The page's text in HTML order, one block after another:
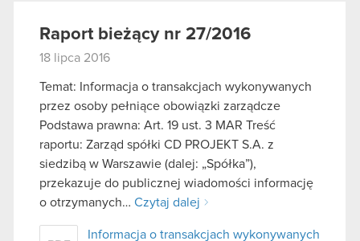
Raport bieżący nr 27/2016
18 lipca 2016
Temat: Informacja o transakcjach wykonywanych
przez osoby pełniące obowiązki zarządcze
Podstawa prawna: Art. 19 ust. 3 MAR Treść
raportu: Zarząd spółki CD PROJEKT S.A. z
siedzibą w Warszawie (dalej: „Spółka”),
przekazuje do publicznej wiadomości informację
o otrzymanych… Czytaj dalej
Informacja o transakcjach wykonywanych